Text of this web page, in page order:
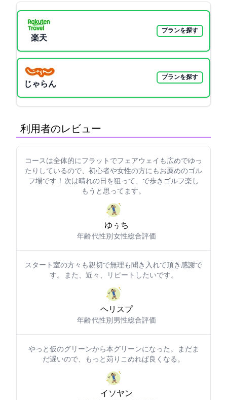
楽天GORA
プランを探す
じゃらん
プランを探す
利用者のレビュー
コースは全体的にフラットでフェアウェイも広めでゆっ
たりしているので、初心者や女性の方にもお薦めのゴル
フ場です！ 次は晴れの日を狙って、Allで歩きゴルフ楽し
もうと思ってます。
ゆぅち75
年齢: 50代性別: 女性総合評価: 5
スタート室の方々も親切で無理も聞き入れて頂き感謝で
す。 また、近々、リピートしたいです。
ヘリスプ
年齢: 50代性別: 男性総合評価: 5
やっと仮のグリーンから本グリーンになった。 まだま
だ遅いので、もっと苅りこめれば良くなる。
イソヤン562